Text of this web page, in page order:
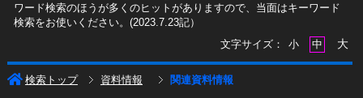
ワード検索のほうが多くのヒットがありますので、当面はキーワード
検索をお使いください。(2023.7.23記）
文字サイズ：
小 中 大
検索トップ 資料情報 関連資料情報